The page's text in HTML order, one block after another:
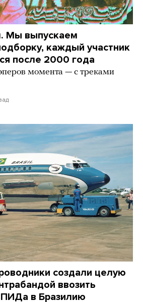
Мы выпускаем
каждый участник
после 2000 года
момента — с треками
создали целую
ввозить
в Бразилию